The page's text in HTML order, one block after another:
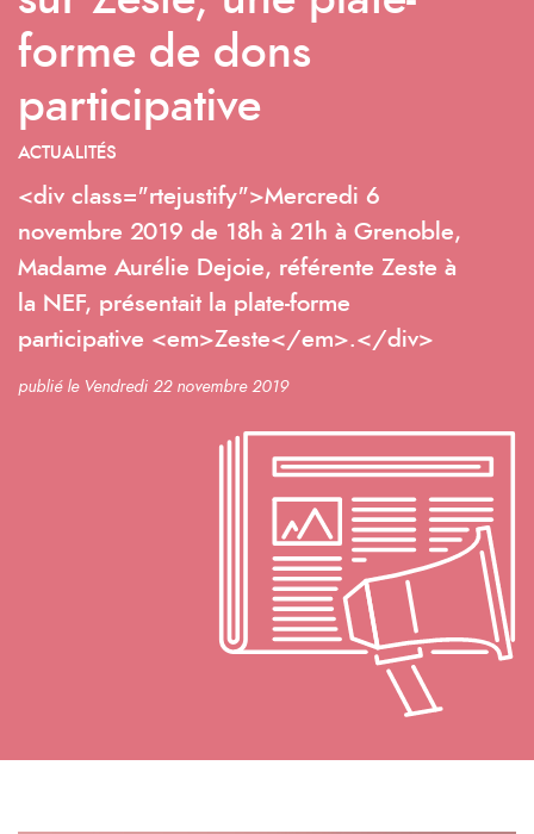
forme de dons
participative
ACTUALITÉS
<div class="rtejustify">Mercredi 6
novembre 2019 de 18h à 21h à Grenoble,
Madame Aurélie Dejoie, référente Zeste à
la NEF, présentait la plate-forme
participative <em>Zeste</em>.</div>
publié le Vendredi 22 novembre 2019